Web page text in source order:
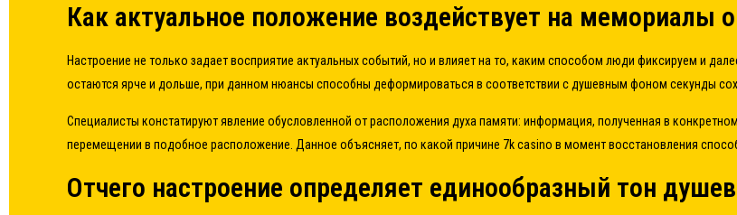
Как актуальное положение воздействует на мемориалы
Настроение не только задает восприятие актуальных событий, но и влияет на то, каким способом люди фиксируем и
остаются ярче и дольше, при данном нюансы способны деформироваться в соответствии с душевным фоном секунды
Специалисты констатируют явление обусловленной от расположения духа памяти: информация, полученная в
перемещении в подобное расположение. Данное объясняет, по какой причине 7k casino в момент восстановления
Отчего настроение определяет единообразный тон